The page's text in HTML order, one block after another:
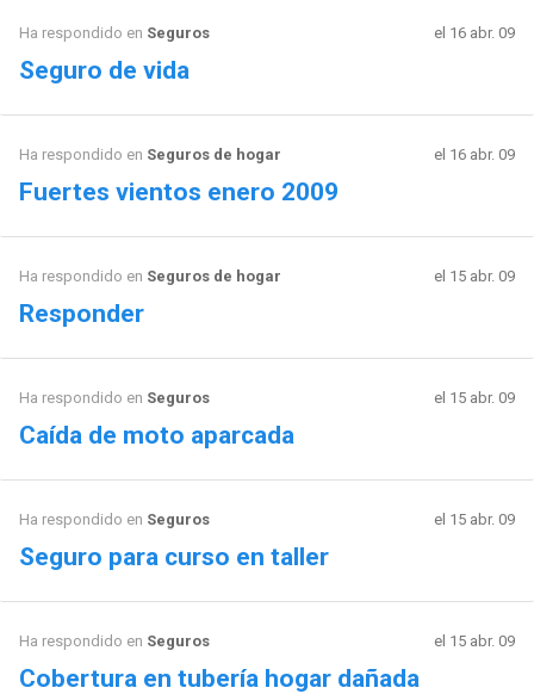
Ha respondido en Seguros el 16 abr. 09
Seguro de vida
Ha respondido en Seguros de hogar el 16 abr. 09
Fuertes vientos enero 2009
Ha respondido en Seguros de hogar el 15 abr. 09
Responder
Ha respondido en Seguros el 15 abr. 09
Caída de moto aparcada
Ha respondido en Seguros el 15 abr. 09
Seguro para curso en taller
Ha respondido en Seguros el 15 abr. 09
Cobertura en tubería hogar dañada